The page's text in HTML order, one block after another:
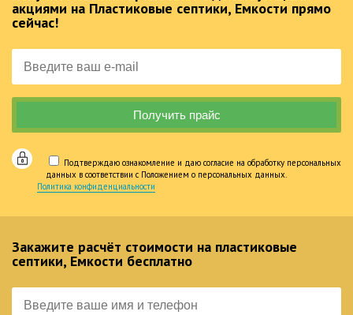
акциями на Пластиковые септики, Емкости прямо
сейчас!
Подтверждаю ознакомление и даю согласие на обработку персональных
данных в соответствии с Положением о персональных данных.
Политика конфиденциальности
Закажите расчёт стоимости на пластиковые
септики, Емкости бесплатно